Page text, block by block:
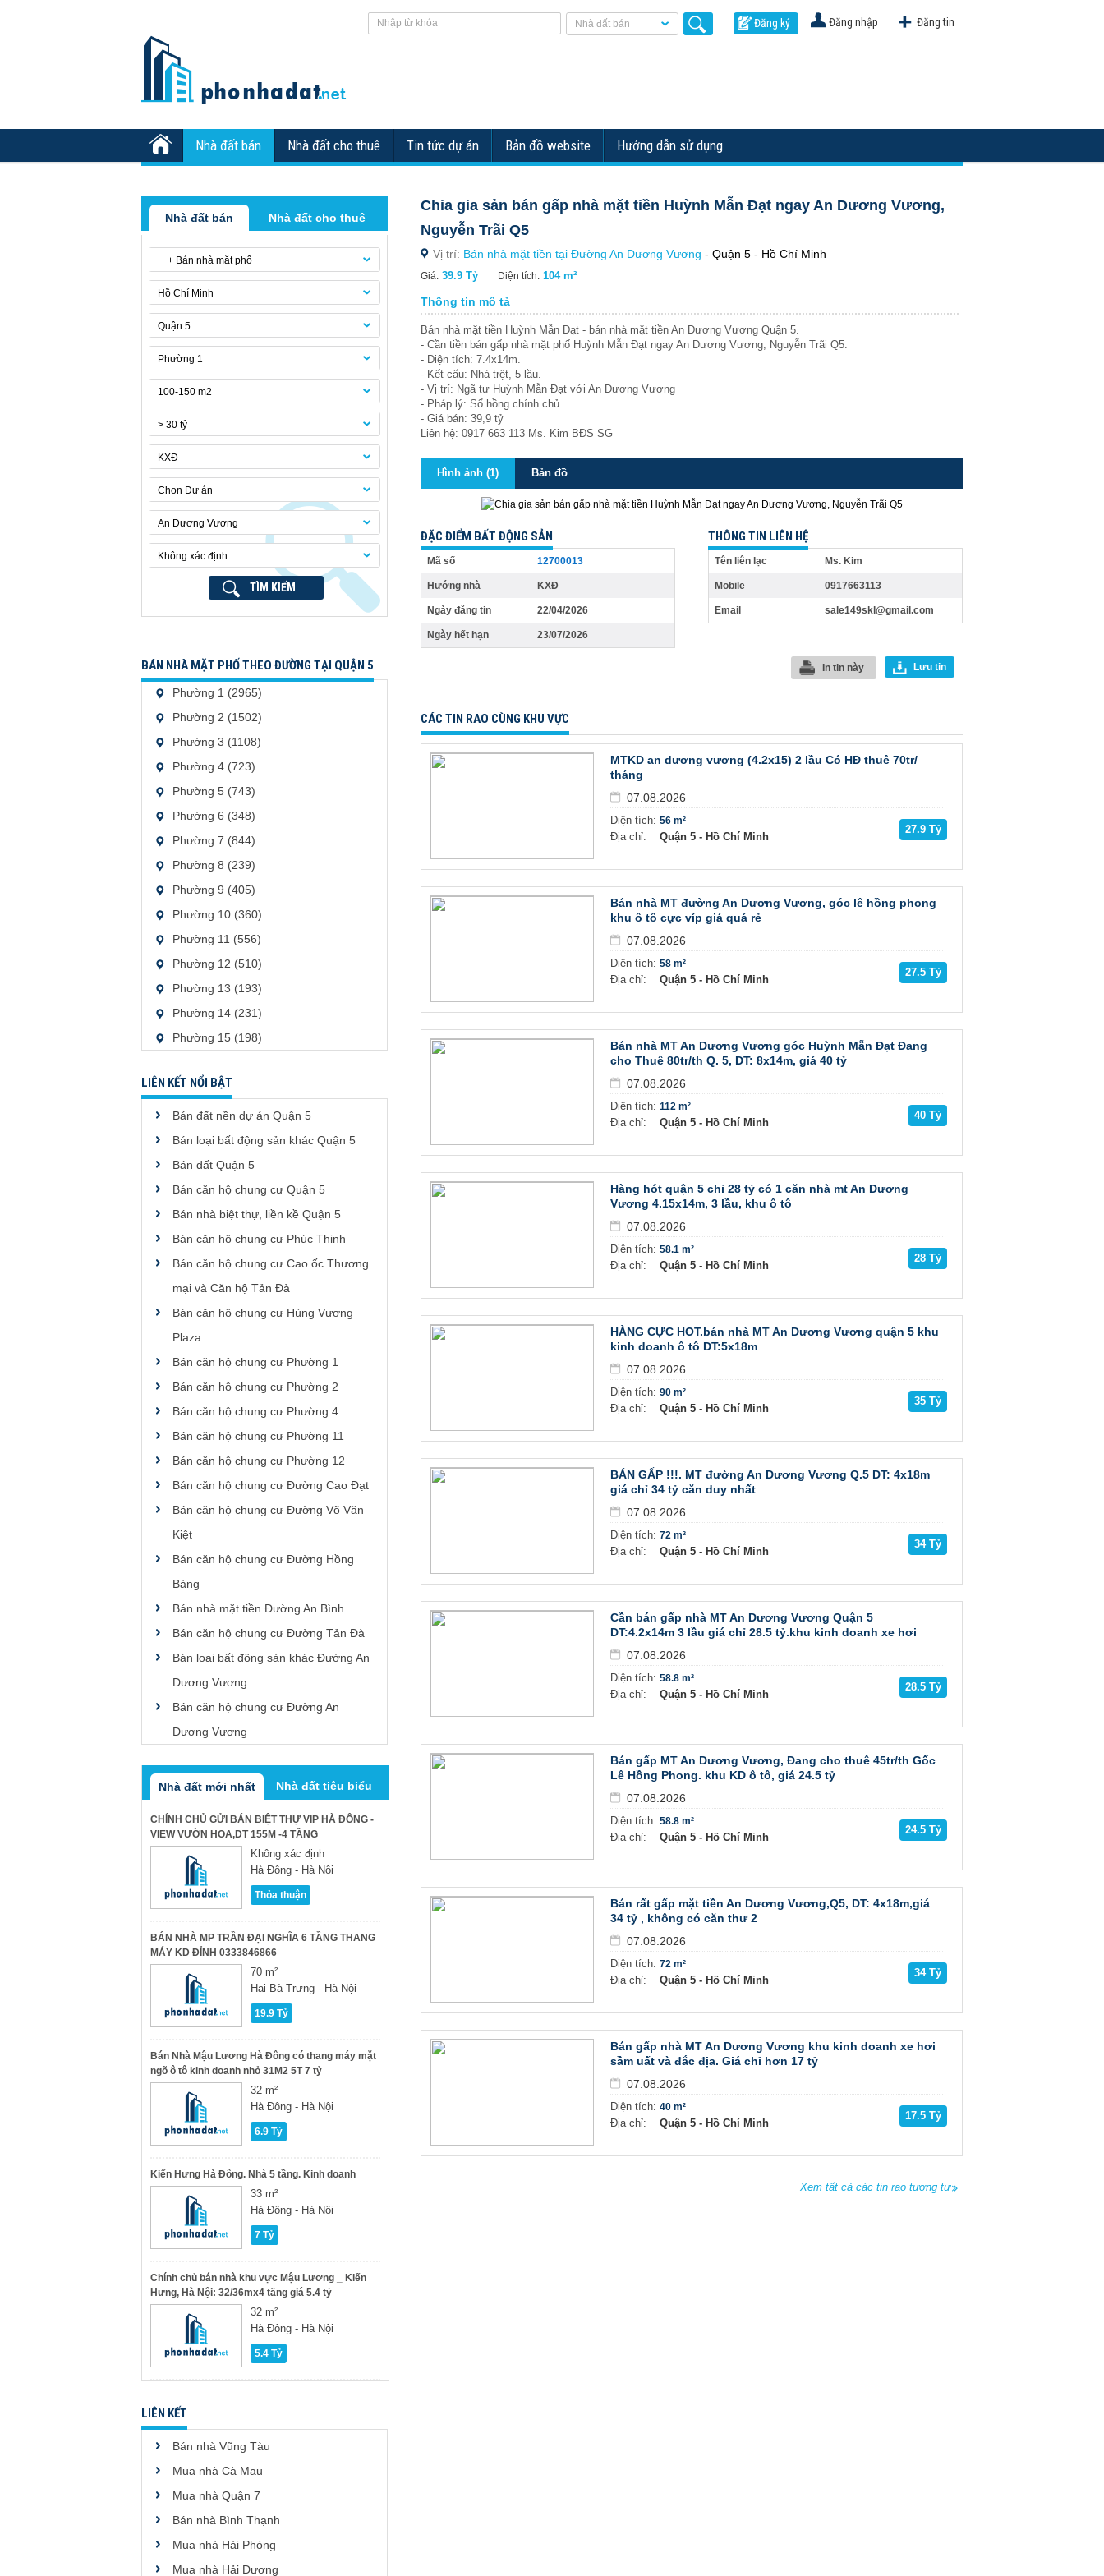
Đăng tin
Đăng nhập
Đăng ký
Nhà đất bán
Nhà đất bán Nhà đất cho thuê Tin tức dự án Bản đồ website Hướng dẫn sử dụng
Nhà đất bán Nhà đất cho thuê
+ Bán nhà mặt phố
Hồ Chí Minh
Quận 5
Phường 1
100-150 m2
> 30 tỷ
KXĐ
Chọn Dự án
An Dương Vương
Không xác định
TÌM KIẾM
BÁN NHÀ MẶT PHỐ THEO ĐƯỜNG TẠI QUẬN 5
Phường 1 (2965)
Phường 2 (1502)
Phường 3 (1108)
Phường 4 (723)
Phường 5 (743)
Phường 6 (348)
Phường 7 (844)
Phường 8 (239)
Phường 9 (405)
Phường 10 (360)
Phường 11 (556)
Phường 12 (510)
Phường 13 (193)
Phường 14 (231)
Phường 15 (198)
LIÊN KẾT NỔI BẬT
Bán đất nền dự án Quận 5
Bán loại bất động sản khác Quận 5
Bán đất Quận 5
Bán căn hộ chung cư Quận 5
Bán nhà biệt thự, liền kề Quận 5
Bán căn hộ chung cư Phúc Thịnh
Bán căn hộ chung cư Cao ốc Thương
mại và Căn hộ Tản Đà
Bán căn hộ chung cư Hùng Vương
Plaza
Bán căn hộ chung cư Phường 1
Bán căn hộ chung cư Phường 2
Bán căn hộ chung cư Phường 4
Bán căn hộ chung cư Phường 11
Bán căn hộ chung cư Phường 12
Bán căn hộ chung cư Đường Cao Đạt
Bán căn hộ chung cư Đường Võ Văn
Kiệt
Bán căn hộ chung cư Đường Hồng
Bàng
Bán nhà mặt tiền Đường An Bình
Bán căn hộ chung cư Đường Tản Đà
Bán loại bất động sản khác Đường An
Dương Vương
Bán căn hộ chung cư Đường An
Dương Vương
Nhà đất mới nhất Nhà đất tiêu biểu
CHÍNH CHỦ GỬI BÁN BIỆT THỰ VIP HÀ ĐÔNG -
VIEW VƯỜN HOA,DT 155M -4 TẦNG
Không xác định
Hà Đông - Hà Nội
Thỏa thuận
BÁN NHÀ MP TRẦN ĐẠI NGHĨA 6 TẦNG THANG
MÁY KD ĐỈNH 0333846866
70 m²
Hai Bà Trưng - Hà Nội
19.9 Tỷ
Bán Nhà Mậu Lương Hà Đông có thang máy mặt
ngõ ô tô kinh doanh nhỏ 31M2 5T 7 tỷ
32 m²
Hà Đông - Hà Nội
6.9 Tỷ
Kiến Hưng Hà Đông. Nhà 5 tầng. Kinh doanh
33 m²
Hà Đông - Hà Nội
7 Tỷ
Chính chủ bán nhà khu vực Mậu Lương _ Kiến
Hưng, Hà Nội: 32/36mx4 tầng giá 5.4 tỷ
32 m²
Hà Đông - Hà Nội
5.4 Tỷ
LIÊN KẾT
Bán nhà Vũng Tàu
Mua nhà Cà Mau
Mua nhà Quận 7
Bán nhà Bình Thạnh
Mua nhà Hải Phòng
Mua nhà Hải Dương
Chia gia sản bán gấp nhà mặt tiền Huỳnh Mẫn Đạt ngay An Dương Vương,
Nguyễn Trãi Q5
Vị trí: Bán nhà mặt tiền tại Đường An Dương Vương - Quận 5 - Hồ Chí Minh
Giá: 39.9 Tỷ Diện tích: 104 m²
Thông tin mô tả
Bán nhà mặt tiền Huỳnh Mẫn Đạt - bán nhà mặt tiền An Dương Vương Quận 5.
- Cần tiền bán gấp nhà mặt phố Huỳnh Mẫn Đạt ngay An Dương Vương, Nguyễn Trãi Q5.
- Diện tích: 7.4x14m.
- Kết cấu: Nhà trệt, 5 lầu.
- Vị trí: Ngã tư Huỳnh Mẫn Đạt với An Dương Vương
- Pháp lý: Sổ hồng chính chủ.
- Giá bán: 39,9 tỷ
Liên hệ: 0917 663 113 Ms. Kim BĐS SG
Hình ảnh (1) Bản đồ
ĐẶC ĐIỂM BẤT ĐỘNG SẢN
Mã số 12700013
Hướng nhà KXĐ
Ngày đăng tin 22/04/2026
Ngày hết hạn 23/07/2026
THÔNG TIN LIÊN HỆ
Tên liên lạc Ms. Kim
Mobile 0917663113
Email sale149skl@gmail.com
Lưu tin
In tin này
CÁC TIN RAO CÙNG KHU VỰC
MTKD an dương vương (4.2x15) 2 lầu Có HĐ thuê 70tr/
tháng
07.08.2026
Diện tích:
Địa chỉ:
56 m²
Quận 5 - Hồ Chí Minh
27.9 Tỷ
Bán nhà MT đường An Dương Vương, góc lê hồng phong
khu ô tô cực víp giá quá rẻ
07.08.2026
Diện tích:
Địa chỉ:
58 m²
Quận 5 - Hồ Chí Minh
27.5 Tỷ
Bán nhà MT An Dương Vương góc Huỳnh Mẫn Đạt Đang
cho Thuê 80tr/th Q. 5, DT: 8x14m, giá 40 tỷ
07.08.2026
Diện tích:
Địa chỉ:
112 m²
Quận 5 - Hồ Chí Minh
40 Tỷ
Hàng hót quận 5 chỉ 28 tỷ có 1 căn nhà mt An Dương
Vương 4.15x14m, 3 lầu, khu ô tô
07.08.2026
Diện tích:
Địa chỉ:
58.1 m²
Quận 5 - Hồ Chí Minh
28 Tỷ
HÀNG CỰC HOT.bán nhà MT An Dương Vương quận 5 khu
kinh doanh ô tô DT:5x18m
07.08.2026
Diện tích:
Địa chỉ:
90 m²
Quận 5 - Hồ Chí Minh
35 Tỷ
BÁN GẤP !!!. MT đường An Dương Vương Q.5 DT: 4x18m
giá chỉ 34 tỷ căn duy nhất
07.08.2026
Diện tích:
Địa chỉ:
72 m²
Quận 5 - Hồ Chí Minh
34 Tỷ
Cần bán gấp nhà MT An Dương Vương Quận 5
DT:4.2x14m 3 lầu giá chỉ 28.5 tỷ.khu kinh doanh xe hơi
07.08.2026
Diện tích:
Địa chỉ:
58.8 m²
Quận 5 - Hồ Chí Minh
28.5 Tỷ
Bán gấp MT An Dương Vương, Đang cho thuê 45tr/th Gốc
Lê Hồng Phong. khu KD ô tô, giá 24.5 tỷ
07.08.2026
Diện tích:
Địa chỉ:
58.8 m²
Quận 5 - Hồ Chí Minh
24.5 Tỷ
Bán rất gấp mặt tiền An Dương Vương,Q5, DT: 4x18m,giá
34 tỷ , không có căn thư 2
07.08.2026
Diện tích:
Địa chỉ:
72 m²
Quận 5 - Hồ Chí Minh
34 Tỷ
Bán gấp nhà MT An Dương Vương khu kinh doanh xe hơi
sầm uất và đắc địa. Giá chỉ hơn 17 tỷ
07.08.2026
Diện tích:
Địa chỉ:
40 m²
Quận 5 - Hồ Chí Minh
17.5 Tỷ
Xem tất cả các tin rao tương tự